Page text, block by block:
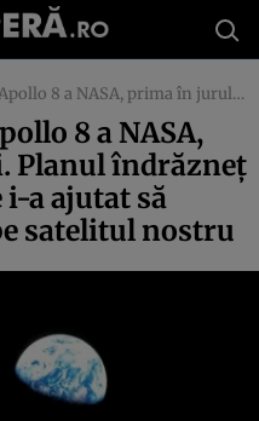
Planul îndrăzneţ al americanilor care i-a ajutat să trimită primul om pe satelitul nostru
8 a NASA,
Planul îndrăzneţ
a ajutat să
satelitul nostru